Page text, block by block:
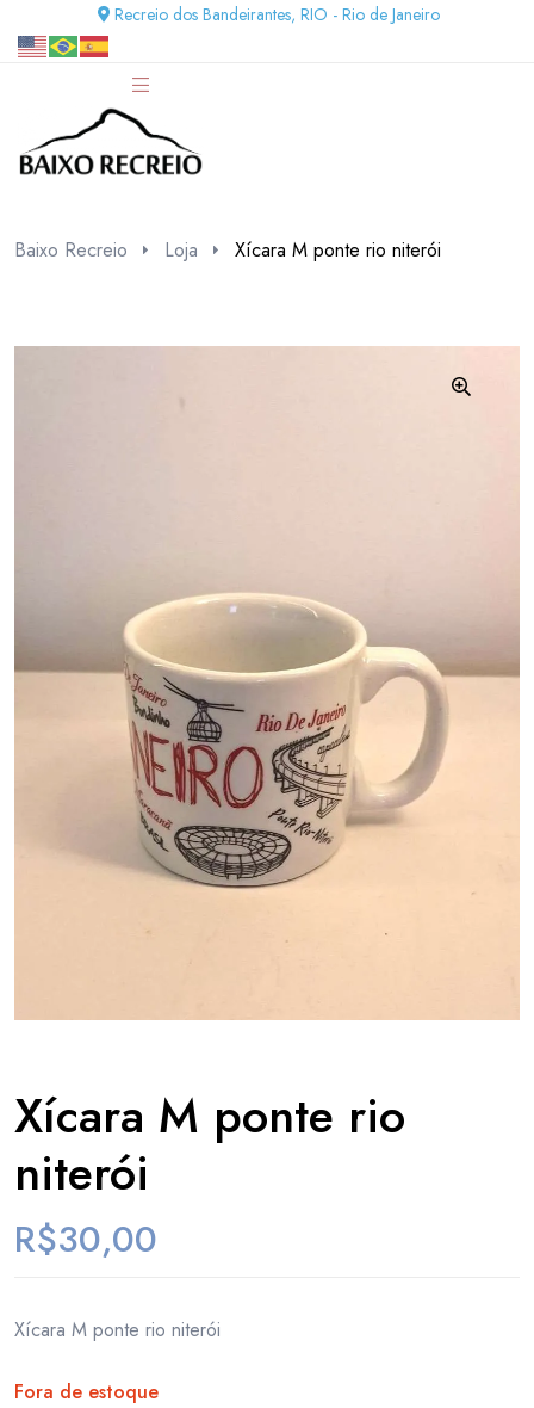
Recreio dos Bandeirantes, RIO - Rio de Janeiro
Baixo Recreio Loja Xícara M ponte rio niterói
Xícara M ponte rio
niterói
R$30,00
Xícara M ponte rio niterói
Fora de estoque